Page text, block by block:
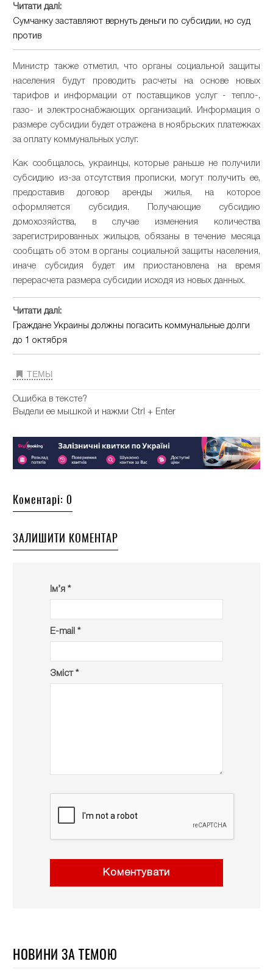
Читати далі:
Сумчанку заставляют вернуть деньги по субсидии, но суд
против
Министр также отметил, что органы социальной защиты
населения будут проводить расчеты на основе новых
тарифов и информации от поставщиков услуг - тепло-,
газо- и электроснабжающих организаций. Информация о
размере субсидии будет отражена в ноябрьских платежках
за оплату коммунальных услуг.
Как сообщалось, украинцы, которые раньше не получили
субсидию из-за отсутствия прописки, могут получить ее,
предоставив договор аренды жилья, на которое
оформляется субсидия. Получающие субсидию
домохозяйства, в случае изменения количества
зарегистрированных жильцов, обязаны в течение месяца
сообщать об этом в органы социальной защиты населения,
иначе субсидия будет им приостановлена на время
перерасчета размера субсидии исходя из новых данных.
Читати далі:
Граждане Украины должны погасить коммунальные долги
до 1 октября
ТЕМЫ
Ошибка в тексте?
Выдели ее мышкой и нажми Ctrl + Enter
Коментарі: 0
ЗАЛИШИТИ КОМЕНТАР
Ім’я *
E-mail *
Зміст *
Коментувати
НОВИНИ ЗА ТЕМОЮ